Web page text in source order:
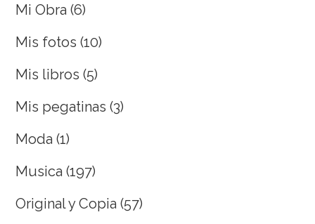
Mi Obra (6)
Mis fotos (10)
Mis libros (5)
Mis pegatinas (3)
Moda (1)
Musica (197)
Original y Copia (57)